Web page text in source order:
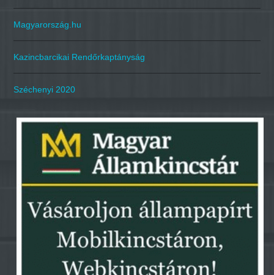
Magyarország.hu
Kazincbarcikai Rendőrkaptányság
Széchenyi 2020